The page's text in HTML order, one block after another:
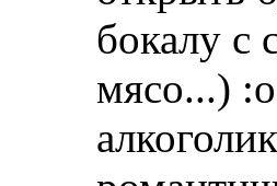
бокалу
мясо...)